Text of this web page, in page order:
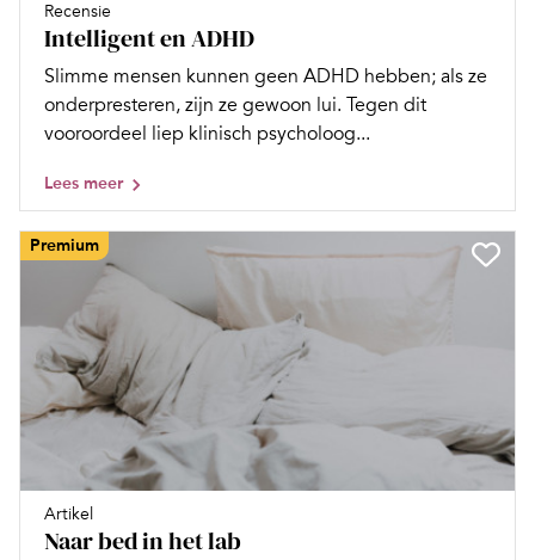
Recensie
Intelligent en ADHD
Slimme mensen kunnen geen ADHD hebben; als ze
onderpresteren, zijn ze gewoon lui. Tegen dit
vooroordeel liep klinisch psycholoog...
Lees meer
Premium
Artikel
Naar bed in het lab